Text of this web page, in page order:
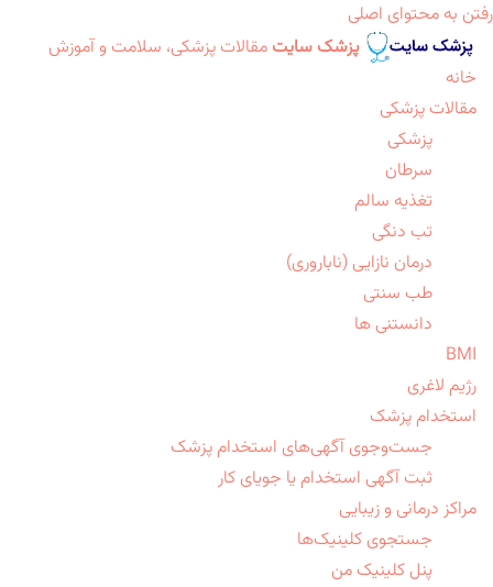
رفتن به محتوای اصلی
پزشک سایت مقالات پزشکی، سلامت و آموزش
خانه
مقالات پزشکی
پزشکی
سرطان
تغذیه سالم
تب دنگی
درمان نازایی (ناباروری)
طب سنتی
دانستنی ها
BMI
رژیم لاغری
استخدام پزشک
جست‌وجوی آگهی‌های استخدام پزشک
ثبت آگهی استخدام یا جویای کار
مراکز درمانی و زیبایی
جستجوی کلینیک‌ها
پنل کلینیک من